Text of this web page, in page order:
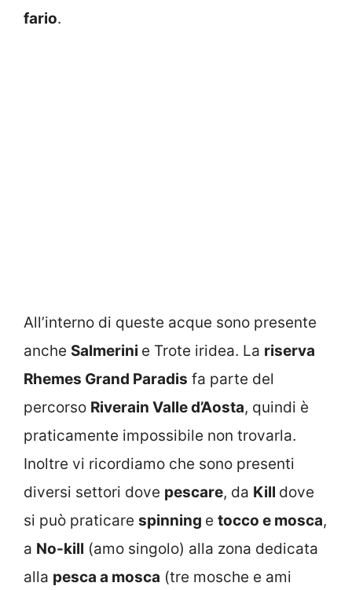
fario.
All’interno di queste acque sono presente
anche Salmerini e Trote iridea. La riserva
Rhemes Grand Paradis fa parte del
percorso Riverain Valle d’Aosta, quindi è
praticamente impossibile non trovarla.
Inoltre vi ricordiamo che sono presenti
diversi settori dove pescare, da Kill dove
si può praticare spinning e tocco e mosca,
a No-kill (amo singolo) alla zona dedicata
alla pesca a mosca (tre mosche e ami